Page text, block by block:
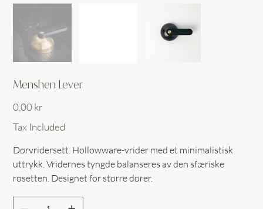
Menshen Lever
0,00 kr
Tax Included
Dørvridersett. Hollowware-vrider med et minimalistisk
uttrykk. Vridernes tyngde balanseres av den sfæriske
rosetten. Designet for større dører.